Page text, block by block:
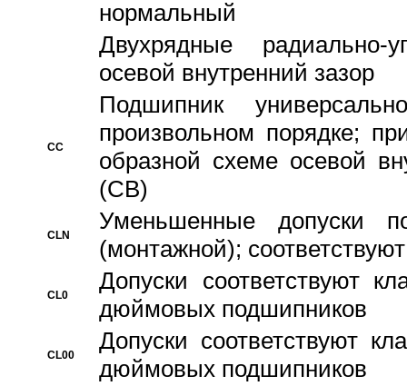
нормальный
Двухрядные радиально-
осевой внутренний зазор
CC
Подшипник
произвольном порядке;
образной схеме осевой
(CB)
CLN
Уменьшенные
(монтажной);
CL0
Допуски соответствуют
дюймовых подшипников
CL00
Допуски соответствуют
дюймовых подшипников